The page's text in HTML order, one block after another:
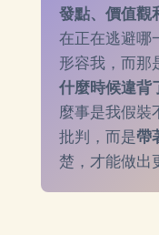
發點、價值觀
在正在逃避哪
形容我，而那
什麼時候違背
麼事是我假裝
批判，而是帶
楚，才能做出